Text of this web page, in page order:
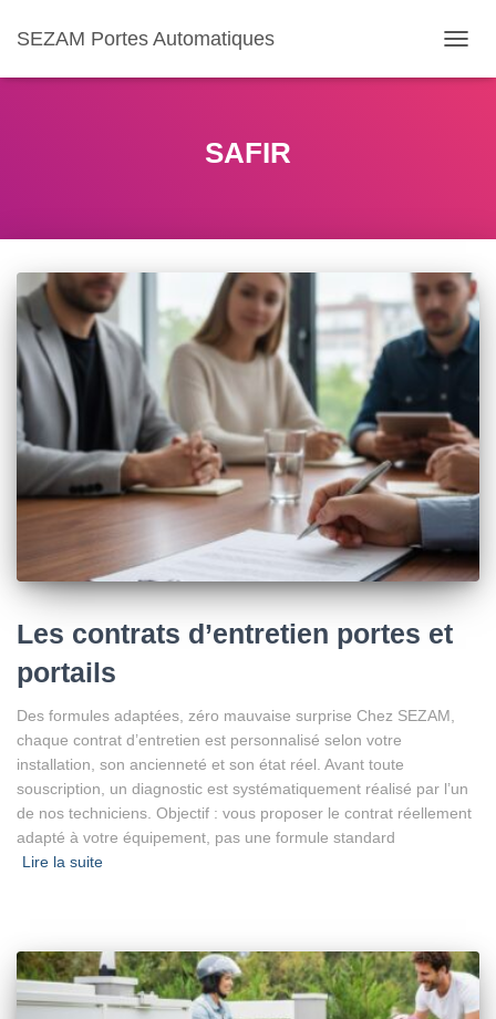
SEZAM Portes Automatiques
LA
SAFIR
Les contrats d’entretien portes et
portails
Des formules adaptées, zéro mauvaise surprise Chez SEZAM,
chaque contrat d’entretien est personnalisé selon votre
installation, son ancienneté et son état réel. Avant toute
souscription, un diagnostic est systématiquement réalisé par l’un
de nos techniciens. Objectif : vous proposer le contrat réellement
adapté à votre équipement, pas une formule standard
Lire la suite